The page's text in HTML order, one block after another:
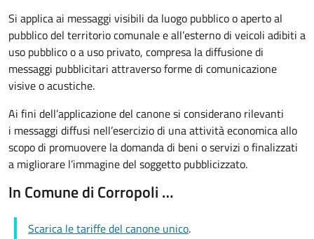
Si applica ai messaggi visibili da luogo pubblico o aperto al
pubblico del territorio comunale e all’esterno di veicoli adibiti a
uso pubblico o a uso privato, compresa la diffusione di
messaggi pubblicitari attraverso forme di comunicazione
visive o acustiche.
Ai fini dell’applicazione del canone si considerano rilevanti
i messaggi diffusi nell’esercizio di una attività economica allo
scopo di promuovere la domanda di beni o servizi o finalizzati
a migliorare l’immagine del soggetto pubblicizzato.
In Comune di Corropoli …
Scarica le tariffe del canone unico.